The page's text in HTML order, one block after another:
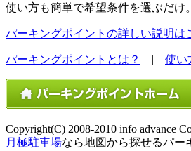
使い方も簡単で希望条件を選ぶだけ
パーキングポイントの詳しい説明は
パーキングポイントとは？ | 使い
Copyright(C) 2008-2010 info advance
月極駐車場なら地図から探せるパー